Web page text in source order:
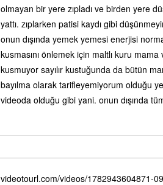
olmayan bir yere zıpladı ve birden yere
yattı. zıplarken patisi kaydı gibi
onun dışında yemek yemesi enerjisi
kusmasını önlemek için maltlı kuru
kusmuyor sayılır kustuğunda da bütün
bayılma olarak tarifleyemiyorum olduğu
videoda olduğu gibi yani. onun dışında
videotourl.com/videos/1782943604871-